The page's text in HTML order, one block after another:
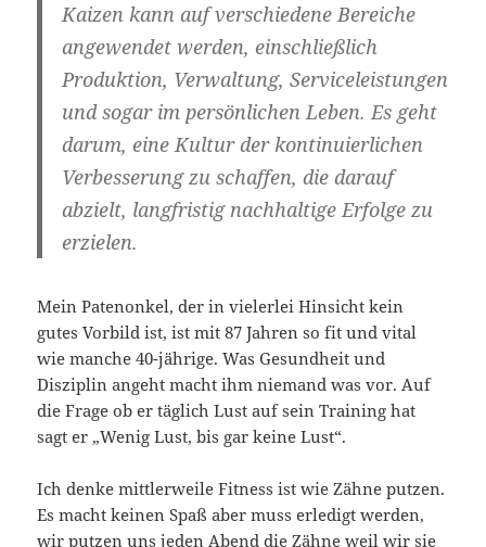
Kaizen kann auf verschiedene Bereiche
angewendet werden, einschließlich
Produktion, Verwaltung, Serviceleistungen
und sogar im persönlichen Leben. Es geht
darum, eine Kultur der kontinuierlichen
Verbesserung zu schaffen, die darauf
abzielt, langfristig nachhaltige Erfolge zu
erzielen.
Mein Patenonkel, der in vielerlei Hinsicht kein
gutes Vorbild ist, ist mit 87 Jahren so fit und vital
wie manche 40-jährige. Was Gesundheit und
Disziplin angeht macht ihm niemand was vor. Auf
die Frage ob er täglich Lust auf sein Training hat
sagt er „Wenig Lust, bis gar keine Lust“.
Ich denke mittlerweile Fitness ist wie Zähne putzen.
Es macht keinen Spaß aber muss erledigt werden,
wir putzen uns jeden Abend die Zähne weil wir sie